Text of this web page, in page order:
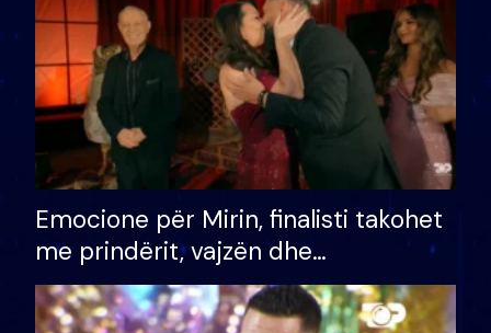
Emocione për Mirin, finalisti takohet
me prindërit, vajzën dhe
bashkëshorten: S’kemi ndonjë letër
divorci apo jo?